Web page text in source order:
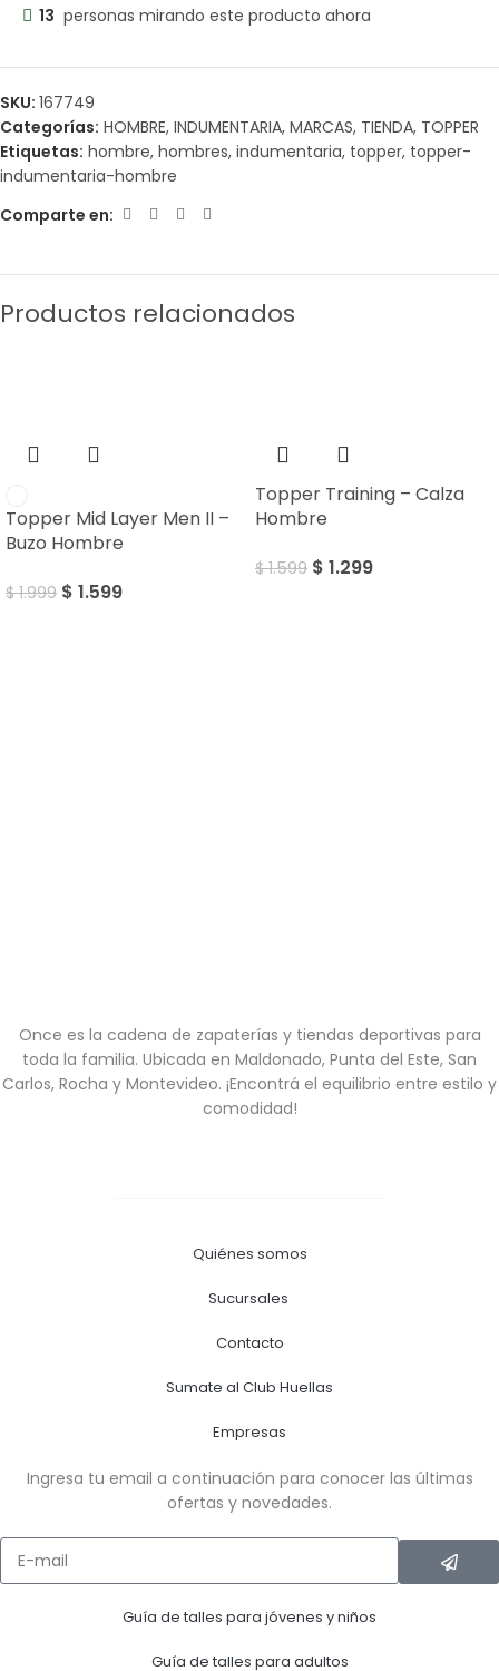
13 personas mirando este producto ahora
SKU: 167749
Categorías: HOMBRE, INDUMENTARIA, MARCAS, TIENDA, TOPPER
Etiquetas: hombre, hombres, indumentaria, topper, topper-
indumentaria-hombre
Comparte en:
Productos relacionados
Topper Mid Layer Men II –
Buzo Hombre
$1.999 $ 1.599
Topper Training – Calza
Hombre
$1.599 $ 1.299
Once es la cadena de zapaterías y tiendas deportivas para
toda la familia. Ubicada en Maldonado, Punta del Este, San
Carlos, Rocha y Montevideo. ¡Encontrá el equilibrio entre estilo y
comodidad!
Quiénes somos
Sucursales
Contacto
Sumate al Club Huellas
Empresas
Ingresa tu email a continuación para conocer las últimas
ofertas y novedades.
Guía de talles para jóvenes y niños
Guía de talles para adultos